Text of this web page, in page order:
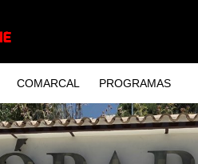
COMARCAL PROGRAMAS